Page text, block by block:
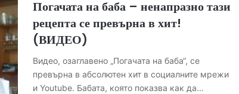
Погачата на баба – ненапразно тази
рецепта се превърна в хит!
(ВИДЕО)
Видео, озаглавено „Погачата на баба“, се
превърна в абсолютен хит в социалните мрежи
и Youtube. Бабата, която показва как да…